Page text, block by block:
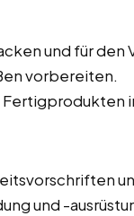
und für
vorbereiten.
Fertigprodukten
und -